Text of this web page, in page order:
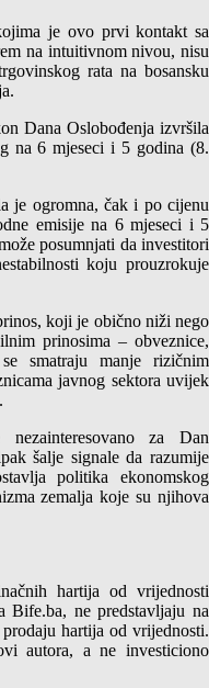
je ovo prvi kontakt sa
na intuitivnom nivou, nisu
rata na bosansku
Dana Oslobođenja izvršila
na 6 mjeseci i 5 godina (8.
je ogromna, čak i po cijenu
emisije na 6 mjeseci i 5
posumnjati da investitori
koju prouzrokuje
koji je obično niži nego
prinosima – obveznice,
smatraju manje rizičnim
javnog sektora uvijek
za Dan
šalje signale da razumije
politika ekonomskog
zemalja koje su njihova
hartija od vrijednosti
Bife.ba, ne predstavljaju na
hartija od vrijednosti.
autora, a ne investiciono